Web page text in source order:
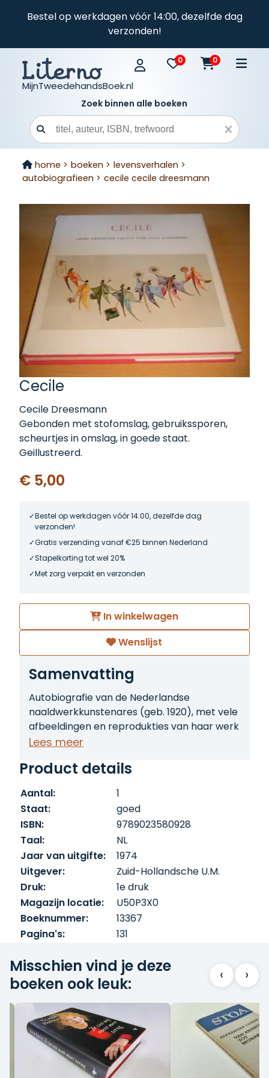
Bestel op werkdagen vóór 14:00, dezelfde dag
verzonden!
MijnTweedehandsBoek.nl
0 0
Zoek binnen alle boeken
Zoekveld
home > boeken > levensverhalen >
autobiografieen > cecile cecile dreesmann
Cecile
Cecile Dreesmann
Gebonden met stofomslag, gebruikssporen,
scheurtjes in omslag, in goede staat.
Geillustreerd.
€ 5,00
Bestel op werkdagen vóór 14:00, dezelfde dag
verzonden!
Gratis verzending vanaf €25 binnen Nederland
Stapelkorting tot wel 20%
Met zorg verpakt en verzonden
In winkelwagen
Wenslijst
Samenvatting
Autobiografie van de Nederlandse
naaldwerkkunstenares (geb. 1920), met vele
afbeeldingen en reprodukties van haar werk
in kleur en in zwart-wit.
Lees meer
Product details
Aantal:
1
Staat:
goed
ISBN:
9789023580928
Taal:
NL
Jaar van uitgifte:
1974
Uitgever:
Zuid-Hollandsche U.M.
Druk:
1e druk
Magazijn locatie:
U50P3X0
Boeknummer:
13367
Pagina's:
131
Misschien vind je deze
boeken ook leuk:
‹ ›